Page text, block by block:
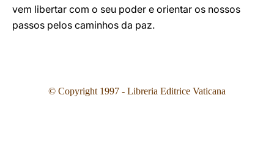
vem libertar com o seu poder e orientar os nossos
passos pelos caminhos da paz.
© Copyright 1997 - Libreria Editrice Vaticana